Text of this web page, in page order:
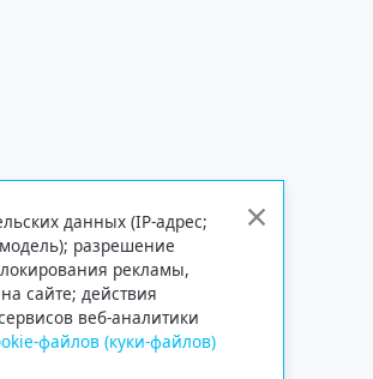
данных (IP-адрес;
разрешение
рекламы,
сайте; действия
веб-аналитики
файлов (куки-файлов)